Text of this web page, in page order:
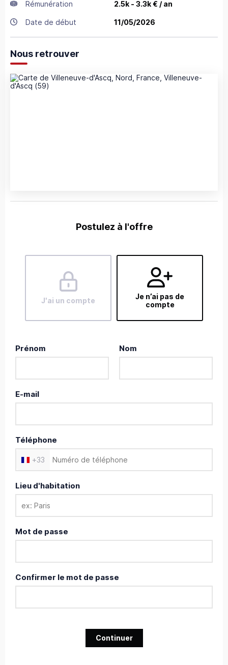
Rémunération 2.5k - 3.3k € / an
Date de début 11/05/2026
Nous retrouver
Postulez à l'offre
J'ai un compte
Je n’ai pas de
compte
Prénom Nom
E-mail
Téléphone
+33
Lieu d'habitation
Mot de passe
Confirmer le mot de passe
Continuer